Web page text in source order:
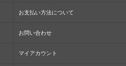
お支払い方法について
お問い合わせ
マイアカウント